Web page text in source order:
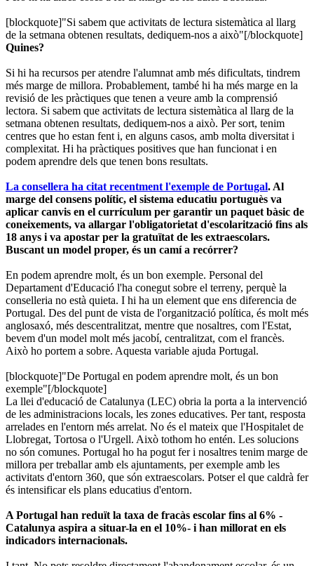
[blockquote]"Si sabem que activitats de lectura sistemàtica al llarg
de la setmana obtenen resultats, dediquem-nos a això"[/blockquote]
Quines?
Si hi ha recursos per atendre l'alumnat amb més dificultats, tindrem
més marge de millora. Probablement, també hi ha més marge en la
revisió de les pràctiques que tenen a veure amb la comprensió
lectora. Si sabem que activitats de lectura sistemàtica al llarg de la
setmana obtenen resultats, dediquem-nos a això. Per sort, tenim
centres que ho estan fent i, en alguns casos, amb molta diversitat i
complexitat. Hi ha pràctiques positives que han funcionat i en
podem aprendre dels que tenen bons resultats.
La consellera ha citat recentment l'exemple de Portugal. Al
marge del consens polític, el sistema educatiu portuguès va
aplicar canvis en el currículum per garantir un paquet bàsic de
coneixements, va allargar l'obligatorietat d'escolarització fins als
18 anys i va apostar per la gratuïtat de les extraescolars.
Buscant un model proper, és un camí a recórrer?
En podem aprendre molt, és un bon exemple. Personal del
Departament d'Educació l'ha conegut sobre el terreny, perquè la
conselleria no està quieta. I hi ha un element que ens diferencia de
Portugal. Des del punt de vista de l'organització política, és molt més
anglosaxó, més descentralitzat, mentre que nosaltres, com l'Estat,
bevem d'un model molt més jacobí, centralitzat, com el francès.
Això ho portem a sobre. Aquesta variable ajuda Portugal.
[blockquote]"De Portugal en podem aprendre molt, és un bon
exemple"[/blockquote]
La llei d'educació de Catalunya (LEC) obria la porta a la intervenció
de les administracions locals, les zones educatives. Per tant, resposta
arrelades en l'entorn més arrelat. No és el mateix que l'Hospitalet de
Llobregat, Tortosa o l'Urgell. Això tothom ho entén. Les solucions
no són comunes. Portugal ho ha pogut fer i nosaltres tenim marge de
millora per treballar amb els ajuntaments, per exemple amb les
activitats d'entorn 360, que són extraescolars. Potser el que caldrà fer
és intensificar els plans educatius d'entorn.
A Portugal han reduït la taxa de fracàs escolar fins al 6% -
Catalunya aspira a situar-la en el 10%- i han millorat en els
indicadors internacionals.